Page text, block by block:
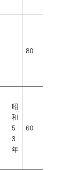
80
昭
和
5
3
年
60